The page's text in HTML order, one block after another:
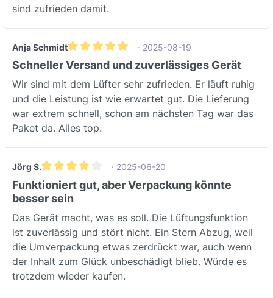
sind zufrieden damit.
Anja Schmidt
Gemiddelde waardering van 5 van 5 sterren
· 2025-08-19
Schneller Versand und zuverlässiges Gerät
Wir sind mit dem Lüfter sehr zufrieden. Er läuft ruhig
und die Leistung ist wie erwartet gut. Die Lieferung
war extrem schnell, schon am nächsten Tag war das
Paket da. Alles top.
Jörg S.
Gemiddelde waardering van 4 van 5 sterren
· 2025-06-20
Funktioniert gut, aber Verpackung könnte
besser sein
Das Gerät macht, was es soll. Die Lüftungsfunktion
ist zuverlässig und stört nicht. Ein Stern Abzug, weil
die Umverpackung etwas zerdrückt war, auch wenn
der Inhalt zum Glück unbeschädigt blieb. Würde es
trotzdem wieder kaufen.